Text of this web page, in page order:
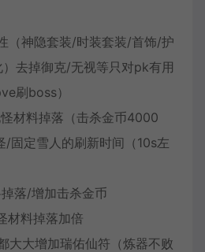
（神隐套装/时装套装/首饰/护
去掉御克/无视等只对pk有用
刷boss）
材料掉落（击杀金币4000
/固定雪人的刷新时间（10s左
落/增加击杀金币
材料掉落加倍
大大增加瑞佑仙符（炼器不败